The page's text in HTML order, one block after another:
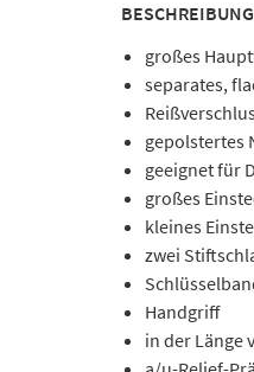
BESCHREIBUNG
großes
separates,
gepolstertes
geeignet für
großes
kleines
zwei
Handgriff
in der Länge